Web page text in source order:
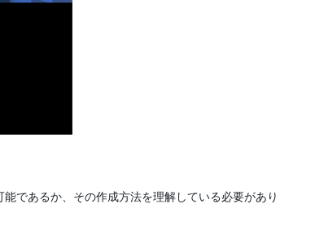
であるか、その作成方法を理解している必要があり